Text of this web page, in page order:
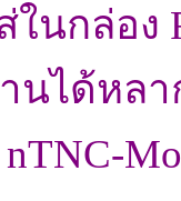
ในกล่อง
นได้หล
nTNC-